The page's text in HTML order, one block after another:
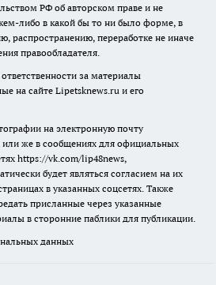
РФ об авторском праве и не
либо в какой бы то ни было форме, в
распространению, переработке не иначе
правообладателя.
за материалы
на сайте Lipetsknews.ru и его
на электронную почту
же в сообщениях для официальных
https://vk.com/lip48news,
будет являться согласием на их
в указанных соцсетях. Также
присланные через указанные
в сторонние паблики для публикации.
данных